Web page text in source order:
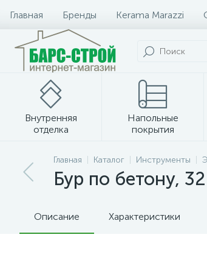
Главная Бренды Kerama Marazzi
Внутренняя
отделка
Напольные
покрытия
Плитка и керамогранит
Главная Каталог Инструменты
Бур по бетону,
Описание Характеристики